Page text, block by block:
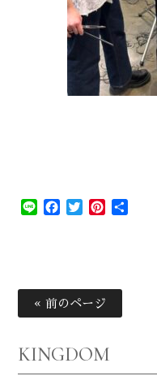
Line Facebook
TwitterPinterest
« 前のページ
KINGDOM